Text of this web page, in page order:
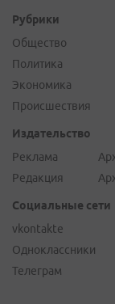
Рубрики
Общество
Политика
Экономика
Происшествия
Издательство
Реклама
Редакция
Социальные сети
vkontakte
Одноклассники
Телеграм